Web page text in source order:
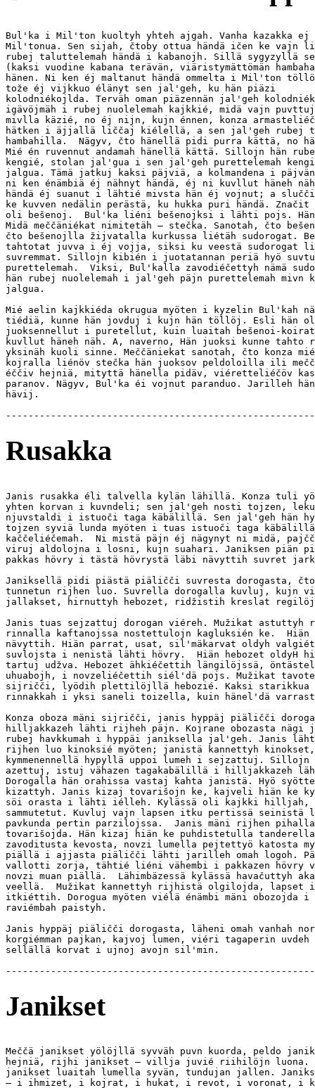
Bul'ka i Mil'ton kuoltyh yhteh ajgah. Vanha kazakka ej
Mil'tonua. Sen sijah, čtoby ottua händä ičen ke vajn
rubej taluttelemah händä i kabanojh. Sillä sygyzyllä
(kaksi vuodine kabana terävän, viäristymättömän
hänen. Ni ken éj maltanut händä ommelta i Mil'ton
tože éj vijkkuo élänyt sen jal'geh, ku hän piäzi
kolodniékojlda. Terväh oman piäzennän jal'geh
igävöjmäh i rubej nuolelemah kajkkié, midä vajn
mivlla käzié, no éj nijn, kujn énnen, konza
hätken i äjjallä liččaj kiélellä, a sen jal'geh rubej
hambahilla.  Nägyv, čto hänellä pidi purra kättä, no
Mié én ruvennut andamah hänellä kättä. Sillojn hän
kengié, stolan jal'gua i sen jal'geh purettelemah
jalgua. Tämä jatkuj kaksi päjviä, a kolmandena i
ni ken énämbiä éj nähnyt händä, éj ni kuvllut häneh
händä éj suanut i lähtié mivsta hän éj vojnut; a
ke kuvven nedälin perästä, ku hukka puri händä.
oli bešenoj.  Bul'ka liéni bešenojksi i lähti pojs.
Midä meččäniékat nimitetäh — stečka. Sanotah, čto
čto bešenojlla žijvatalla kurkussa liétäh sudorogat.
tahtotat juvva i éj vojja, siksi ku veestä sudorogat
suvremmat. Sillojn kibién i juotatannan periä hyö
purettelemah.  Viksi, Bul'kalla zavodiéčettyh nämä
hän rubej nuolelemah i jal'geh päjn purettelemah
jalgua.
Mié aelin kajkkiéda okrugua myöten i kyzelin Bul'kah
tiédiä, kunne hän jovduj i kujn hän töllöj. Esli hän
juoksennellut i puretellut, kuin luaitah bešenoi-
kuvllut häneh näh. A, naverno, Hän juoksi kunne tahto
yksinäh kuoli sinne. Meččäniekat sanotah, čto konza
kojralla liénöv stečka hän juoksov peldoloilla ili
éččiv hejniä, mityttä hänella pidäv, viéretteliéčöv
paranov. Nägyv, Bul'ka éi vojnut paranduo. Jarilleh
hävij.
Rusakka
Janis rusakka éli talvella kylän lähillä. Konza tuli
yhten korvan i kuvndeli; sen jal'geh nosti tojzen,
njuvstaldi i istuoči taga käbälillä. Sen jal'geh hän
tojzen syviä lunda myöten i tuas istuoči taga
kaččeliéčemah.  Ni mistä päjn éj nägynyt ni midä,
viruj aldolojna i losni, kujn suahari. Janiksen piän
pakkas hövry i tästä hövrystä läbi nävyttih suvret
Janiksellä pidi piästä piäličči suvresta dorogasta,
tunnetun rijhen luo. Suvrella dorogalla kuvluj, kujn
jallakset, hirnuttyh hebozet, ridžistih kreslat
Janis tuas sejzattuj dorogan viéreh. Mužikat astuttyh
rinnalla kaftanojssa nostettulojn kagluksién ke.
nävyttih. Hiän parrat, usat, sil'mäkarvat oldyh
suvlojsta i nenistä lähti hövry.  Hiän hebozet oldyH
tartuj udžva. Hebozet ähkiéčettih längilöjssä,
uhuabojh, i novzeliéčettih siél'dä pojs. Mužikat
sijričči, lyödih plettilöjllä hebozié. Kaksi starikkua
rinnakkah i yksi saneli toizella, kuin hänel'dä
Konza oboza mäni sijričči, janis hyppäj piäličči
hilljakkazeh lähti rijheh päjn. Kojrane obozasta nägi
rubej havkkumah i hyppäi janiksella jal'geh. Janis
rijhen luo kinoksié myöten; janistä kannettyh
kymmenennellä hypyllä uppoi lumeh i sejzattuj.
azettuj, istuj vähazen tagakabälillä i hilljakkazeh
Dorogalla hän orahissa vastaj kahta janistä. Hyö
kizattyh. Janis kizaj tovarišojn ke, kajveli hiän ke
söi orasta i lähti iélleh. Kylässä oli kajkki hilljah,
sammutetut. Kuvluj vajn lapsen itku pertissä seinistä
pavkunda pertin parzilojssa.  Janis mäni rijhen
tovarišojda. Hän kizaj hiän ke puhdistetulla
zavoditusta kevosta, novzi lumella pejtettyö katosta
piällä i ajjasta piäličči lähti jarilleh omah logoh.
vallotti zorja, tähtié liéni vähembi i pakkazen hövry
novzi muan piällä.  Lähimbäzessä kylässä havačuttyh
veellä.  Mužikat kannettyh rijhistä olgilojda, lapset
itkiéttih. Dorogua myöten viélä énämbi mäni obozojda i
raviémbah paistyh.
Janis hyppäj piäličči dorogasta, läheni omah vanhah
korgiémman pajkan, kajvoj lumen, viéri tagaperin
sellällä korvat i ujnoj avojn sil'min.
Janikset
Meččä janikset yölöjllä syvväh puvn kuorda, peldo
hejniä, rijhi janikset — villja juvié riihilöjn luona.
janikset luaitah lumella syvän, tundujan jallen.
— i ihmizet, i kojrat, i hukat, i revot, i voronat, i